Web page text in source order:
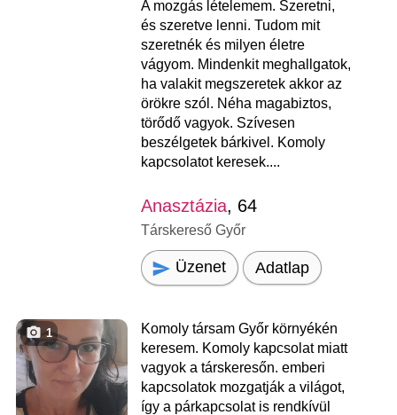
A mozgás lételemem. Szeretni,
és szeretve lenni. Tudom mit
szeretnék és milyen életre
vágyom. Mindenkit meghallgatok,
ha valakit megszeretek akkor az
örökre szól. Néha magabiztos,
törődő vagyok. Szívesen
beszélgetek bárkivel. Komoly
kapcsolatot keresek....
Anasztázia, 64
Társkereső Győr
Üzenet Adatlap
1
Komoly társam Győr környékén
keresem. Komoly kapcsolat miatt
vagyok a társkeresőn. emberi
kapcsolatok mozgatják a világot,
így a párkapcsolat is rendkívül